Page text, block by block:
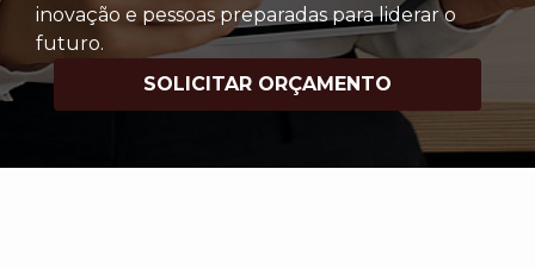
inovação e pessoas preparadas para liderar o
futuro.
SOLICITAR ORÇAMENTO